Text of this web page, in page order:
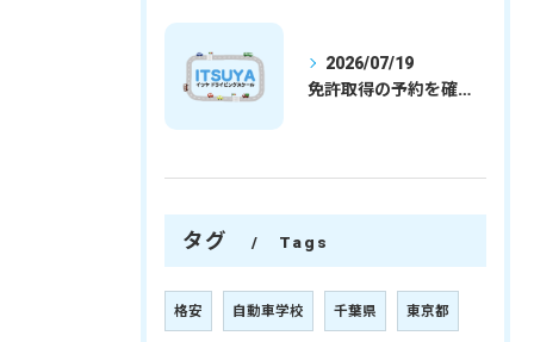
2026/07/19
免許取得の予約を確実に取るための最新ガイドと一発試験合格の実践法
タグ Tags
格安 自動車学校 千葉県 東京都